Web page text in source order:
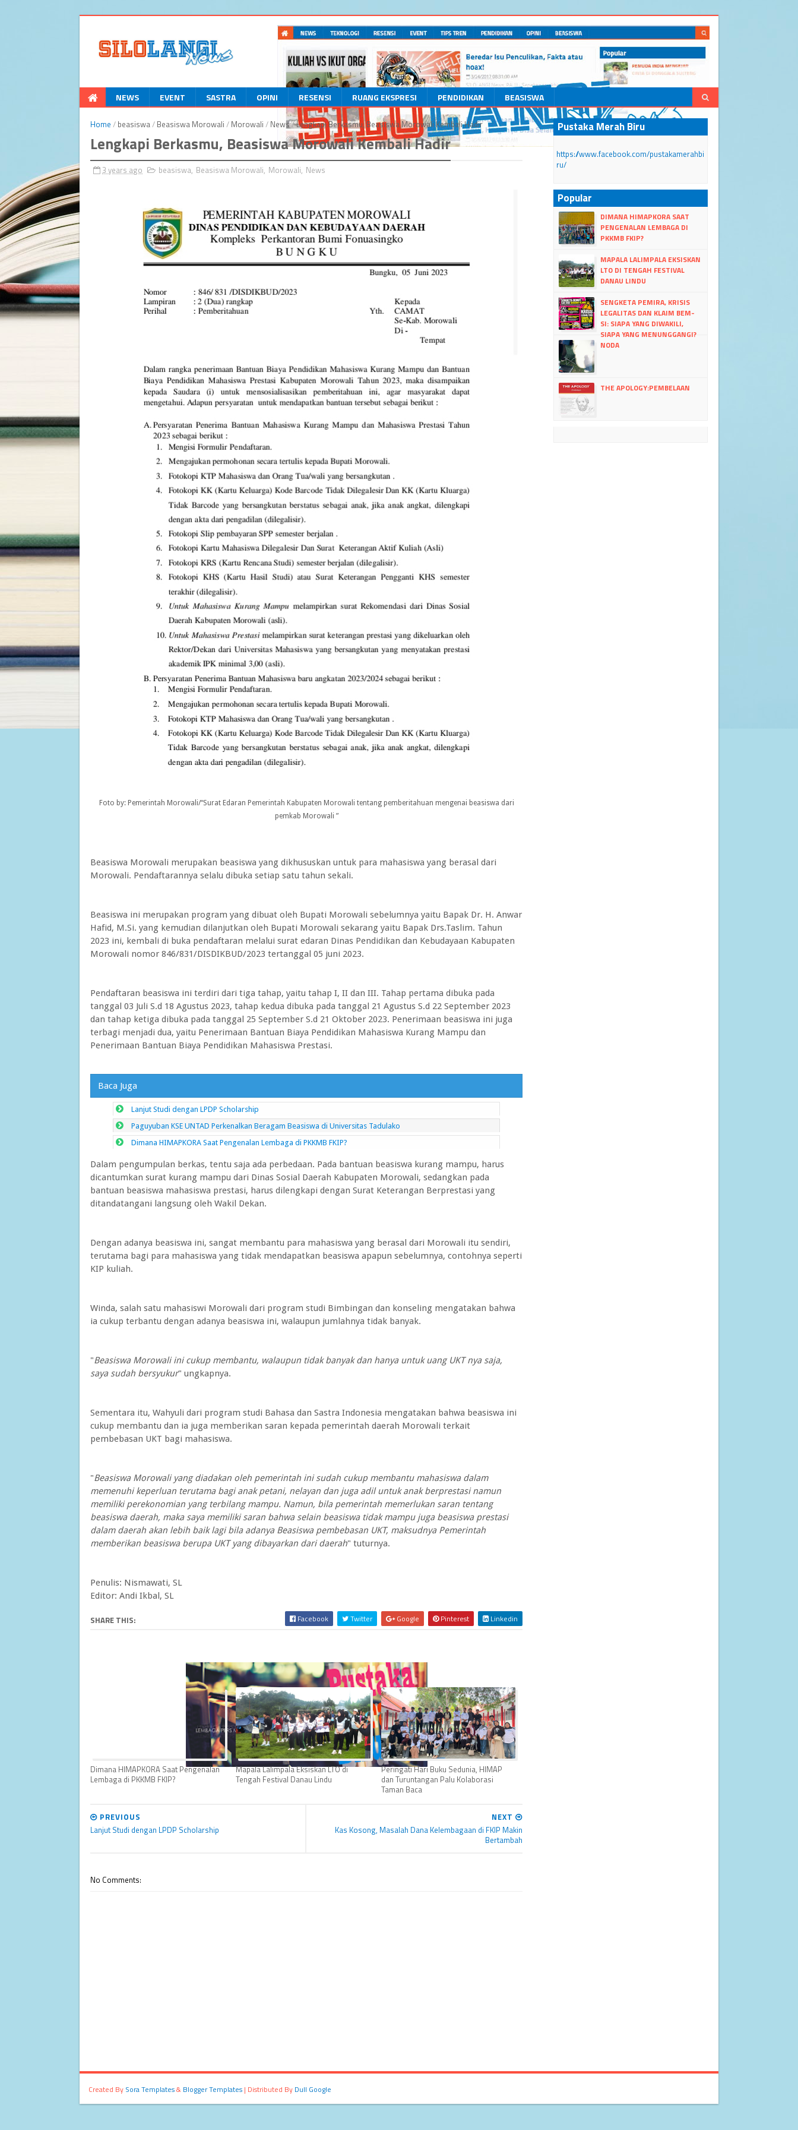
NEWS EVENT SASTRA OPINI RESENSI RUANG EKSPRESI PENDIDIKAN BEASISWA
Home / beasiswa/ Beasiswa Morowali / Morowali / News/Lengkapi Berkasmu, Beasiswa Morowali Kembali Hadir
Lengkapi Berkasmu, Beasiswa Morowali Kembali Hadir
3 years ago beasiswa, Beasiswa Morowali, Morowali, News
Foto by: Pemerintah Morowali/“Surat Edaran Pemerintah Kabupaten Morowali tentang pemberitahuan mengenai beasiswa dari
pemkab Morowali ”
Beasiswa Morowali merupakan beasiswa yang dikhususkan untuk para mahasiswa yang berasal dari
Morowali. Pendaftarannya selalu dibuka setiap satu tahun sekali.
Beasiswa ini merupakan program yang dibuat oleh Bupati Morowali sebelumnya yaitu Bapak Dr. H. Anwar
Hafid, M.Si. yang kemudian dilanjutkan oleh Bupati Morowali sekarang yaitu Bapak Drs.Taslim. Tahun
2023 ini, kembali di buka pendaftaran melalui surat edaran Dinas Pendidikan dan Kebudayaan Kabupaten
Morowali nomor 846/831/DISDIKBUD/2023 tertanggal 05 juni 2023.
Pendaftaran beasiswa ini terdiri dari tiga tahap, yaitu tahap I, II dan III. Tahap pertama dibuka pada
tanggal 03 Juli S.d 18 Agustus 2023, tahap kedua dibuka pada tanggal 21 Agustus S.d 22 September 2023
dan tahap ketiga dibuka pada tanggal 25 September S.d 21 Oktober 2023. Penerimaan beasiswa ini juga
terbagi menjadi dua, yaitu Penerimaan Bantuan Biaya Pendidikan Mahasiswa Kurang Mampu dan
Penerimaan Bantuan Biaya Pendidikan Mahasiswa Prestasi.
Baca Juga
Lanjut Studi dengan LPDP Scholarship
Paguyuban KSE UNTAD Perkenalkan Beragam Beasiswa di Universitas Tadulako
Dimana HIMAPKORA Saat Pengenalan Lembaga di PKKMB FKIP?
Dalam pengumpulan berkas, tentu saja ada perbedaan. Pada bantuan beasiswa kurang mampu, harus
dicantumkan surat kurang mampu dari Dinas Sosial Daerah Kabupaten Morowali, sedangkan pada
bantuan beasiswa mahasiswa prestasi, harus dilengkapi dengan Surat Keterangan Berprestasi yang
ditandatangani langsung oleh Wakil Dekan.
Dengan adanya beasiswa ini, sangat membantu para mahasiswa yang berasal dari Morowali itu sendiri,
terutama bagi para mahasiswa yang tidak mendapatkan beasiswa apapun sebelumnya, contohnya seperti
KIP kuliah.
Winda, salah satu mahasiswi Morowali dari program studi Bimbingan dan konseling mengatakan bahwa
ia cukup terbantu dengan adanya beasiswa ini, walaupun jumlahnya tidak banyak.
"Beasiswa Morowali ini cukup membantu, walaupun tidak banyak dan hanya untuk uang UKT nya saja,
saya sudah bersyukur" ungkapnya.
Sementara itu, Wahyuli dari program studi Bahasa dan Sastra Indonesia mengatakan bahwa beasiswa ini
cukup membantu dan ia juga memberikan saran kepada pemerintah daerah Morowali terkait
pembebasan UKT bagi mahasiswa.
"Beasiswa Morowali yang diadakan oleh pemerintah ini sudah cukup membantu mahasiswa dalam
memenuhi keperluan terutama bagi anak petani, nelayan dan juga adil untuk anak berprestasi namun
memiliki perekonomian yang terbilang mampu. Namun, bila pemerintah memerlukan saran tentang
beasiswa daerah, maka saya memiliki saran bahwa selain beasiswa tidak mampu juga beasiswa prestasi
dalam daerah akan lebih baik lagi bila adanya Beasiswa pembebasan UKT, maksudnya Pemerintah
memberikan beasiswa berupa UKT yang dibayarkan dari daerah" tuturnya.
Penulis: Nismawati, SL
Editor: Andi Ikbal, SL
SHARE THIS: Facebook Twitter Google Pinterest Linkedin
Dimana HIMAPKORA Saat Pengenalan
Lembaga di PKKMB FKIP?
Mapala Lalimpala Eksiskan LTO di
Tengah Festival Danau Lindu
Peringati Hari Buku Sedunia, HIMAP
dan Turuntangan Palu Kolaborasi
Taman Baca
NEXT
Kas Kosong, Masalah Dana Kelembagaan di FKIP Makin
Bertambah
PREVIOUS
Lanjut Studi dengan LPDP Scholarship
No Comments:
Pustaka Merah Biru
https://www.facebook.com/pustakamerahbi
ru/
Popular
DIMANA HIMAPKORA SAAT
PENGENALAN LEMBAGA DI
PKKMB FKIP?
MAPALA LALIMPALA EKSISKAN
LTO DI TENGAH FESTIVAL
DANAU LINDU
SENGKETA PEMIRA, KRISIS
LEGALITAS DAN KLAIM BEM-
SI: SIAPA YANG DIWAKILI,
SIAPA YANG MENUNGGANGI?
NODA
THE APOLOGY:PEMBELAAN
Created By Sora Templates& Blogger Templates | Distributed By Dull Google